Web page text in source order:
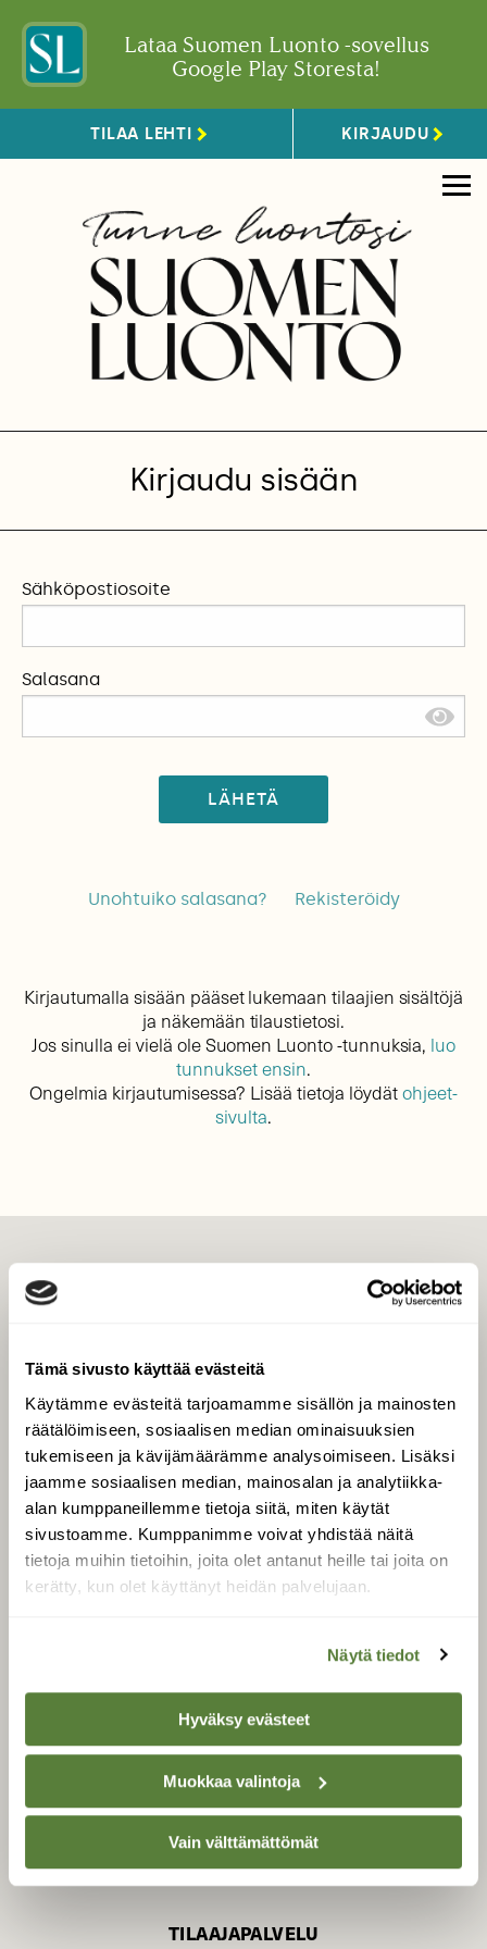
Tämä sivusto käyttää evästeitä
Käytämme evästeitä tarjoamamme sisällön ja mainosten
räätälöimiseen, sosiaalisen median ominaisuuksien
tukemiseen ja kävijämäärämme analysoimiseen. Lisäksi
jaamme sosiaalisen median, mainosalan ja analytiikka-
alan kumppaneillemme tietoja siitä, miten käytät
sivustoamme. Kumppanimme voivat yhdistää näitä
tietoja muihin tietoihin, joita olet antanut heille tai joita on
kerätty, kun olet käyttänyt heidän palvelujaan.
Näytä tiedot
Hyväksy evästeet
Muokkaa valintoja
Vain välttämättömät
Lataa Suomen Luonto -sovellus
Google Play Storesta!
TILAA LEHTI KIRJAUDU
Kirjaudu sisään
Sähköpostiosoite
Salasana
LÄHETÄ
Unohtuiko salasana? Rekisteröidy
Kirjautumalla sisään pääset lukemaan tilaajien sisältöjä
ja näkemään tilaustietosi.
Jos sinulla ei vielä ole Suomen Luonto -tunnuksia, luo
tunnukset ensin.
Ongelmia kirjautumisessa? Lisää tietoja löydätohjeet-
sivulta.
Tilaa digilukuoikeus
Äänestä parasta juttua
Tilaa uutiskirje
SUOMEN LUONNON­
SUOJELU­LIITTO
Suomen Luonto -lehden
luonnonsuojelu­liitto.
TILAAJAPALVELU